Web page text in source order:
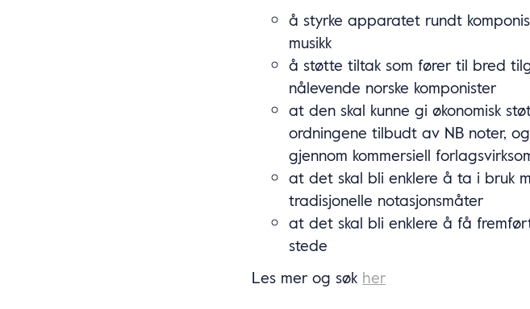
å styrke apparatet rundt
musikk
å støtte tiltak som fører til bred
nålevende norske komponister
at den skal kunne gi økonomisk
ordningene tilbudt av NB noter,
gjennom kommersiell
at det skal bli enklere å ta i bruk
tradisjonelle notasjonsmåter
at det skal bli enklere å få
stede
Les mer og søk her